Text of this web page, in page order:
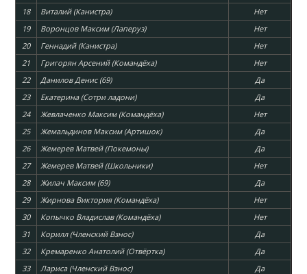
18
Виталий (Канистра)
Нет
19
Воронцов Максим (Лаперуз)
Нет
20
Геннадий (Канистра)
Нет
21
Григорян Арсений (Командёха)
Нет
22
Данилов Денис (69)
Да
23
Екатерина (Сотри ладони)
Да
24
Жевлаченко Максим (Командёха)
Нет
25
Жемальдинов Максим (Артишок)
Да
26
Жемерев Матвей (Покемоны)
Да
27
Жемерев Матвей (Школьники)
Нет
28
Жилач Максим (69)
Да
29
Жирнова Виктория (Командёха)
Нет
30
Копычко Владислав (Командёха)
Нет
31
Корилл (Членский Взнос)
Да
32
Кремаренко Анатолий (Отвёртка)
Да
33
Лариса (Членский Взнос)
Да